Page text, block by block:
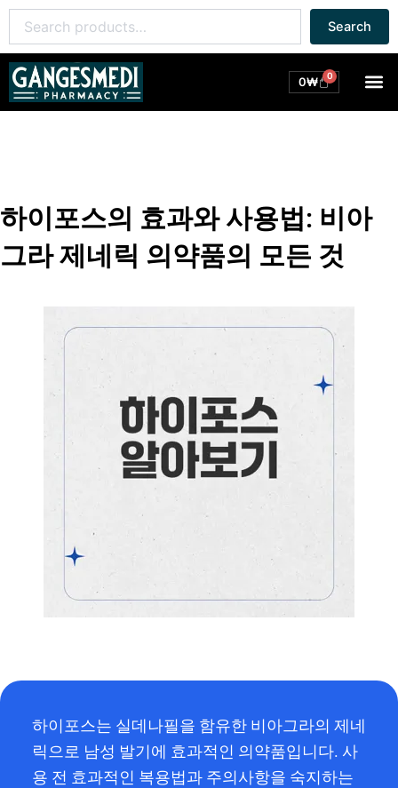
콘
츠
너
for:
Search
0₩ 0
Cart
하이포스의 효과와 사용법: 비아
그라 제네릭 의약품의 모든 것
하이포스는 실데나필을 함유한 비아그라의 제네
릭으로 남성 발기에 효과적인 의약품입니다. 사
용 전 효과적인 복용법과 주의사항을 숙지하는